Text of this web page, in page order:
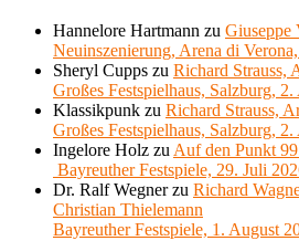
Hannelore Hartmann zu Giuseppe
Neuinszenierung, Arena di
Sheryl Cupps zu Richard Strauss,
Großes Festspielhaus, Salzburg,
Klassikpunk zu Richard Strauss,
Großes Festspielhaus, Salzburg,
Ingelore Holz zu Auf den Punkt
Bayreuther Festspiele, 29. Juli
Dr. Ralf Wegnerzu Richard
Christian Thielemann
Bayreuther Festspiele, 1. August